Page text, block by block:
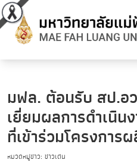
มฟล. ต้อนรับ สป.อ
เยี่ยมผลการดำเนิ
ที่เข้าร่วมโครงกา
หมวดหมู่ข่าว: ข่าวเด่น